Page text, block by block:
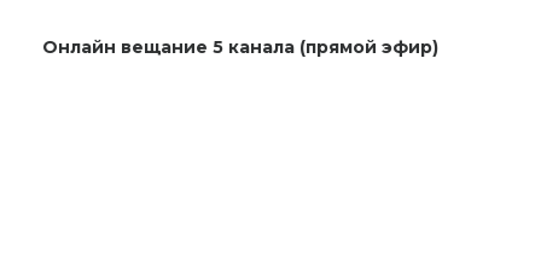
Онлайн вещание 5 канала (прямой эфир)